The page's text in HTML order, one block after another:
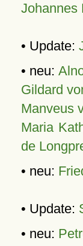
Johannes
• Update:
• neu:
Gildard
Manveus
Maria
de
• neu:
• Update:
• neu: